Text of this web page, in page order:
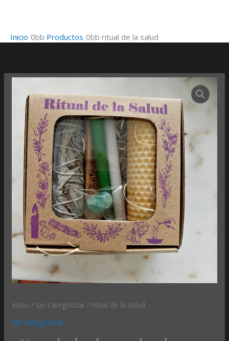
contenido
Inicio Productos ritual de la salud
Inicio / Sin categorizar / ritual de la salud
Sin categorizar
salud
cantidad